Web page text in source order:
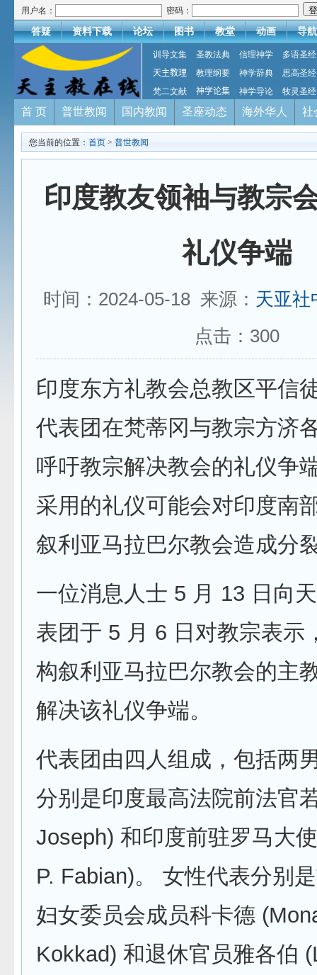
用户名： 密码：
答疑 资料下载 论坛 图书 教堂 动画 导航
训导文集 圣教法典 信理神学
多语圣经
天主教理
教理纲要 神学辞典
思高圣经
梵二文献
神学论集 神学导论 牧灵圣经
首 页 普世教闻 国内教闻 圣座动态 海外华人 社
您当前的位置： 首页 > 普世教闻
印度教友领袖与教宗
礼仪争端
时间：2024-05-18 来源： 天亚社
点击： 300
印度东方礼教会总教区平信
代表团在梵蒂冈与教宗方济
呼吁教宗解决教会的礼仪争
采用的礼仪可能会对印度南
叙利亚马拉巴尔教会造成分
一位消息人士 5 月 13 日向
表团于 5 月 6 日对教宗表示
构叙利亚马拉巴尔教会的主
解决该礼仪争端。
代表团由四人组成，包括两
分别是印度最高法院前法官
Joseph) 和印度前驻罗马大
P. Fabian)。 女性代表分别
妇女委员会成员科卡德
Kokkad) 和退休官员雅各伯